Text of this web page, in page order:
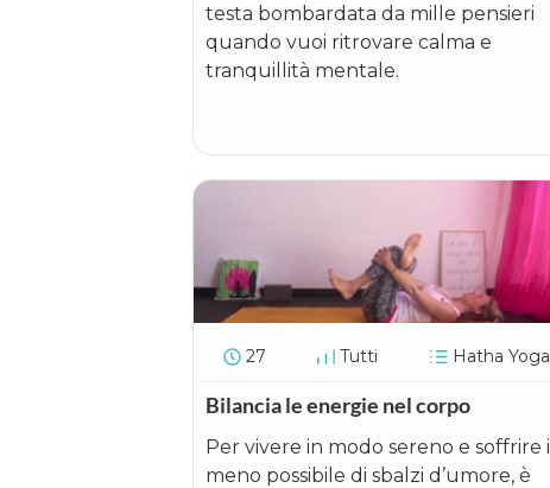
testa bombardata da mille pensieri
quando vuoi ritrovare calma e
tranquillità mentale.
27 Tutti Hatha Yoga
Bilancia le energie nel corpo
Per vivere in modo sereno e soffrire il
meno possibile di sbalzi d’umore, è